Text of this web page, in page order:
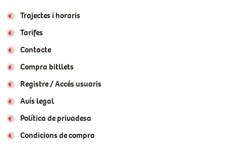
Trajectes i horaris
Tarifes
Contacte
Compra bitllets
Registre / Accés usuaris
Avís legal
Política de privadesa
Condicions de compra